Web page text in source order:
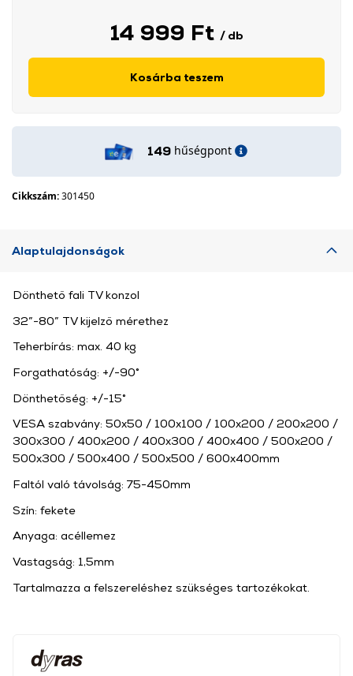
14 999 Ft / db
Kosárba teszem
149 hűségpont
Cikkszám:301450
Alaptulajdonságok
Dönthető fali TV konzol
32”-80” TV kijelző mérethez
Teherbírás: max. 40 kg
Forgathatóság: +/-90°
Dönthetőség: +/-15°
VESA szabvány: 50x50 / 100x100 / 100x200 / 200x200 /
300x300 / 400x200 / 400x300 / 400x400 / 500x200 /
500x300 / 500x400 / 500x500 / 600x400mm
Faltól való távolság: 75-450mm
Szín: fekete
Anyaga: acéllemez
Vastagság: 1,5mm
Tartalmazza a felszereléshez szükséges tartozékokat.